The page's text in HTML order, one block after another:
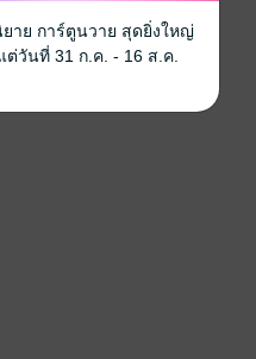
ยาย การ์ตูนวาย สุดยิ่งใหญ่
วันที่ 31 ก.ค. - 16 ส.ค.